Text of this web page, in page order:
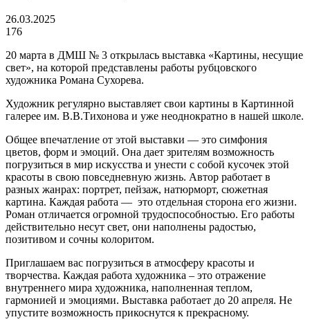
26.03.2025
176
20 марта в ДМШ № 3 открылась выставка «Картины, несущие
свет», на которой представлены работы рубцовского
художника Романа Сухорева.
Художник регулярно выставляет свои картины в Картинной
галерее им. В.В.Тихонова и уже неоднократно в нашей школе.
Общее впечатление от этой выставки — это симфония
цветов, форм и эмоций. Она дает зрителям возможность
погрузиться в мир искусства и унести с собой кусочек этой
красоты в свою повседневную жизнь. Автор работает в
разных жанрах: портрет, пейзаж, натюрморт, сюжетная
картина. Каждая работа — это отдельная сторона его жизни.
Роман отличается огромной трудоспособностью. Его работы
действительно несут свет, они наполнены радостью,
позитивом и сочны колоритом.
Приглашаем вас погрузиться в атмосферу красоты и
творчества. Каждая работа художника – это отражение
внутреннего мира художника, наполненная теплом,
гармонией и эмоциями. Выставка работает до 20 апреля. Не
упустите возможность прикоснутся к прекрасному.